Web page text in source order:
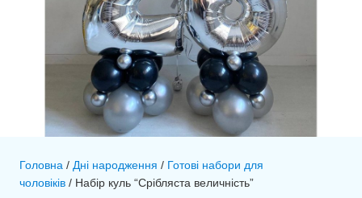
Головна / Дні народження / Готові набори для
чоловіків / Набір куль “Срібляста величність”